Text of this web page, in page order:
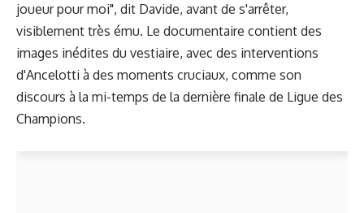
joueur pour moi", dit Davide, avant de s'arrêter,
visiblement très ému. Le documentaire contient des
images inédites du vestiaire, avec des interventions
d'Ancelotti à des moments cruciaux, comme son
discours à la mi-temps de la dernière finale de Ligue des
Champions.